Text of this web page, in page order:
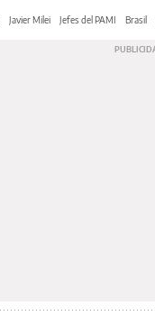
Javier Milei Jefes del PAMI Brasil